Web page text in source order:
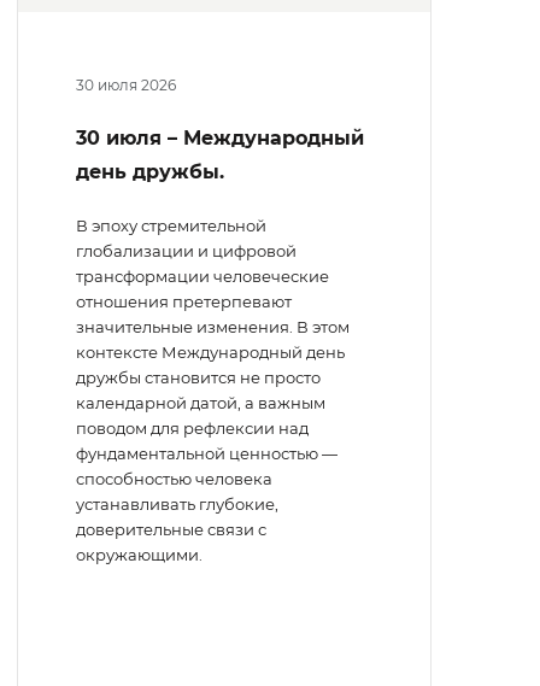
30 июля 2026
30 июля – Международный
день дружбы.
В эпоху стремительной
глобализации и цифровой
трансформации человеческие
отношения претерпевают
значительные изменения. В этом
контексте Международный день
дружбы становится не просто
календарной датой, а важным
поводом для рефлексии над
фундаментальной ценностью —
способностью человека
устанавливать глубокие,
доверительные связи с
окружающими.